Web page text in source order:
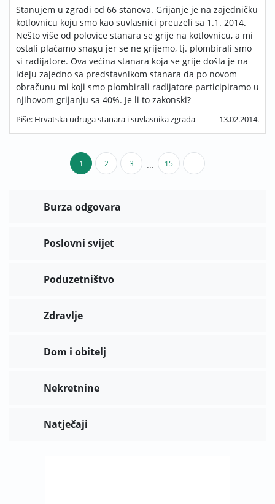
Stanujem u zgradi od 66 stanova. Grijanje je na zajedničku
kotlovnicu koju smo kao suvlasnici preuzeli sa 1.1. 2014.
Nešto više od polovice stanara se grije na kotlovnicu, a mi
ostali plaćamo snagu jer se ne grijemo, tj. plombirali smo
si radijatore. Ova većina stanara koja se grije došla je na
ideju zajedno sa predstavnikom stanara da po novom
obračunu mi koji smo plombirali radijatore participiramo u
njihovom grijanju sa 40%. Je li to zakonski?
Piše: Hrvatska udruga stanara i suvlasnika zgrada 13.02.2014.
1 2 3 ... 15
Burza odgovara
Poslovni svijet
Poduzetništvo
Zdravlje
Dom i obitelj
Nekretnine
Natječaji